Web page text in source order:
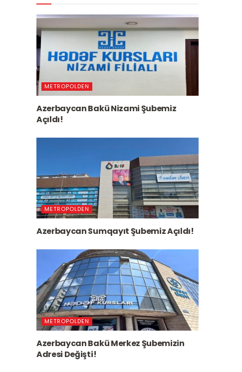
METROPOLDEN
Azerbaycan Bakü Nizami Şubemiz
Açıldı!
METROPOLDEN
Azerbaycan Sumqayıt Şubemiz Açıldı!
METROPOLDEN
Azerbaycan Bakü Merkez Şubemizin
Adresi Değişti!